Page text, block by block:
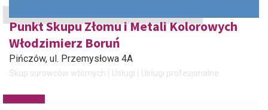
Punkt Skupu Złomu i Metali Kolorowych
Włodzimierz Boruń
Pińczów, ul. Przemysłowa 4A
Skup surowców wtórnych Usługi Usługi profesjonalne